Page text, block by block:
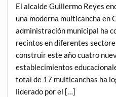
El alcalde Guillermo Reyes
una moderna multicancha en
administración municipal ha
recintos en diferentes
construir este año cuatro
establecimientos
total de 17 multicanchas ha
liderado por el […]